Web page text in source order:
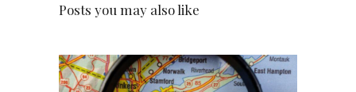
Posts you may also like